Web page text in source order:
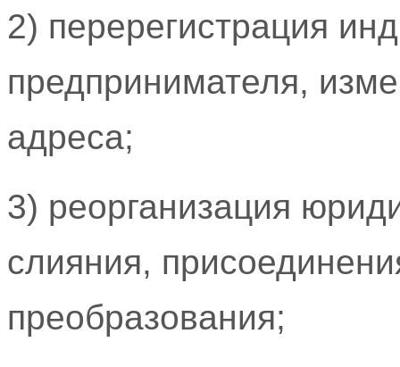
2) перерегистрация
предпринимателя,
адреса;
3) реорганизация
слияния,
преобразования;